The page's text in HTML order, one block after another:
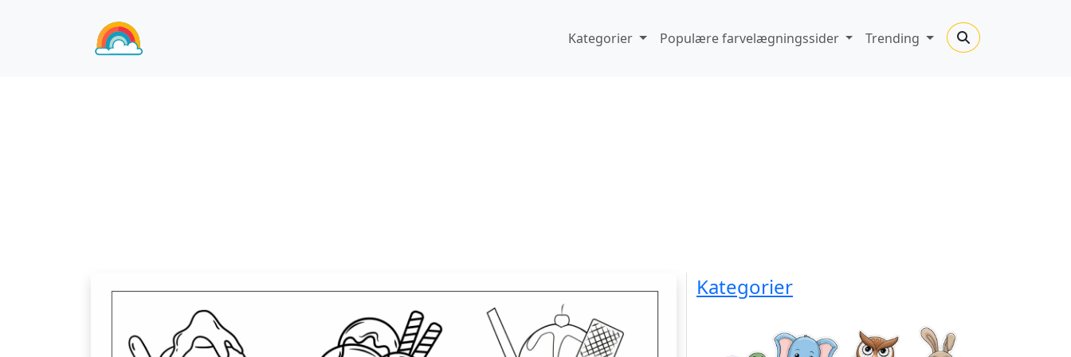
Kategorier Populære farvelægningssider Trending
Kategorier